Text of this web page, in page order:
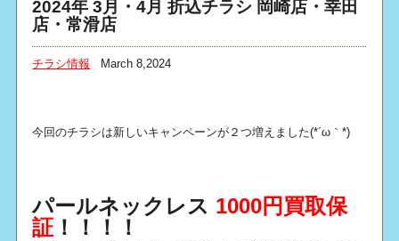
2024年 3月・4月 折込チラシ 岡崎店・幸田
店・常滑店
チラシ情報 March 8,2024
今回のチラシは新しいキャンペーンが２つ増えました(*´ω｀*)
パールネックレス 1000円買取保
証 ！！！！